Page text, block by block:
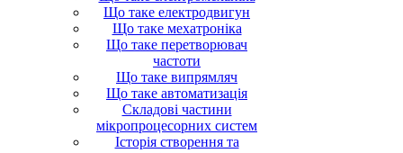
Що таке електродвигун
Що таке мехатроніка
Що таке перетворювач
частоти
Що таке випрямляч
Що таке автоматизація
Складові частини
мікропроцесорних систем
Історія створення та